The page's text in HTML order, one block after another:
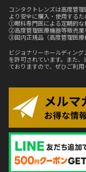
コンタクトレンズは高度管理
より安全に購入・使用するた
①眼科専門医による定期的な
②高度管理医療機器等販売業
③国内正規品（高度管理医療
ビジョナリーホールディン
を許可されています。また
ておりますので、ぜひご利用